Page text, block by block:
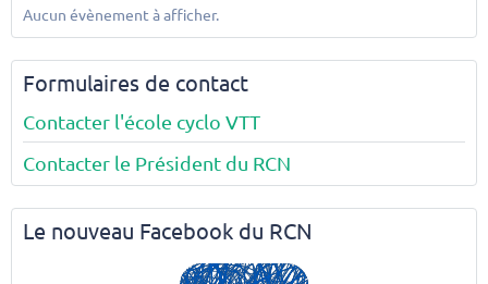
Aucun évènement à afficher.
Formulaires de contact
Contacter l'école cyclo VTT
Contacter le Président du RCN
Le nouveau Facebook du RCN